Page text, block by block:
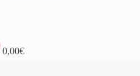
0,00€